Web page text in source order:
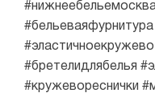
#бретелидлябелья
#кружевореснички